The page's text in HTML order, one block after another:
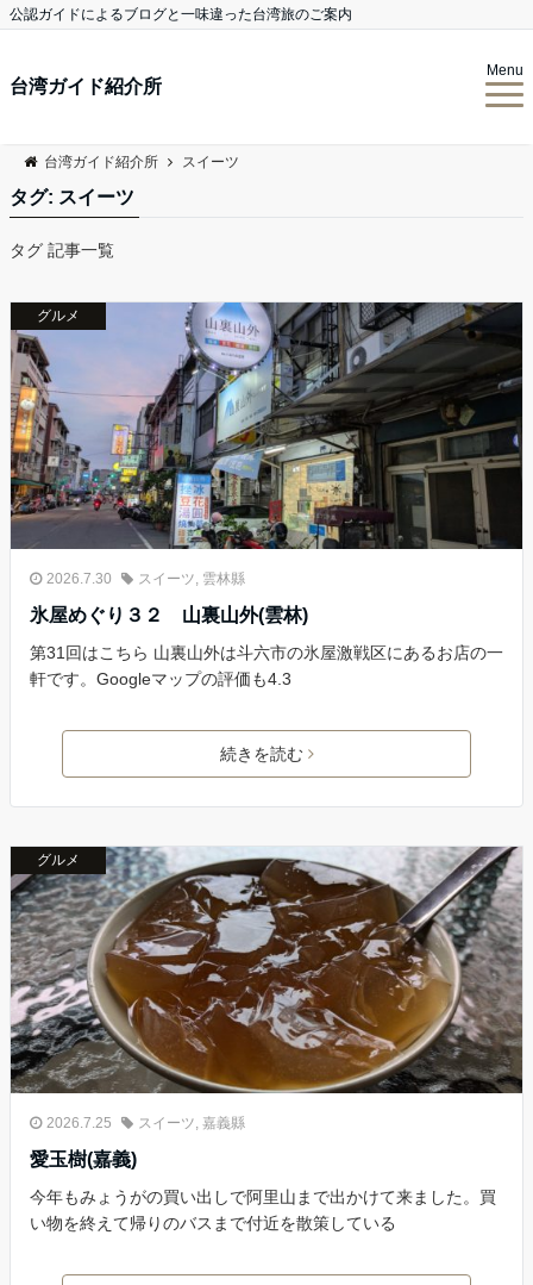
公認ガイドによるブログと一味違った台湾旅のご案内
台湾ガイド紹介所
Menu
台湾ガイド紹介所 スイーツ
タグ: スイーツ
タグ 記事一覧
グルメ
2026.7.30 スイーツ, 雲林縣
氷屋めぐり３２ 山裏山外(雲林)
第31回はこちら 山裏山外は斗六市の氷屋激戦区にあるお店の一
軒です。Googleマップの評価も4.3
続きを読む
グルメ
2026.7.25 スイーツ, 嘉義縣
愛玉樹(嘉義)
今年もみょうがの買い出しで阿里山まで出かけて来ました。買
い物を終えて帰りのバスまで付近を散策している